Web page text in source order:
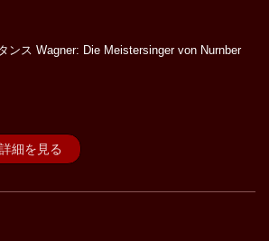
ンス Wagner: Die Meistersinger von Nurnber
細を見る